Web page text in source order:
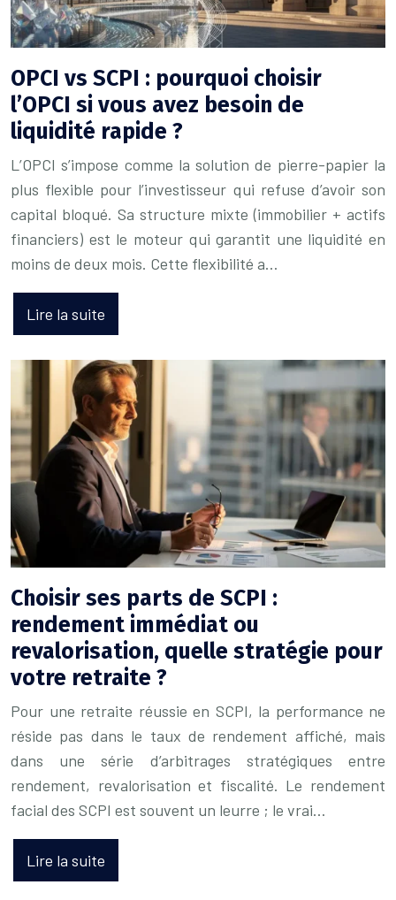
OPCI vs SCPI : pourquoi choisir
l’OPCI si vous avez besoin de
liquidité rapide ?
L’OPCI s’impose comme la solution de pierre-papier la
plus flexible pour l’investisseur qui refuse d’avoir son
capital bloqué. Sa structure mixte (immobilier + actifs
financiers) est le moteur qui garantit une liquidité en
moins de deux mois. Cette flexibilité a…
Lire la suite
Choisir ses parts de SCPI :
rendement immédiat ou
revalorisation, quelle stratégie pour
votre retraite ?
Pour une retraite réussie en SCPI, la performance ne
réside pas dans le taux de rendement affiché, mais
dans une série d’arbitrages stratégiques entre
rendement, revalorisation et fiscalité. Le rendement
facial des SCPI est souvent un leurre ; le vrai…
Lire la suite